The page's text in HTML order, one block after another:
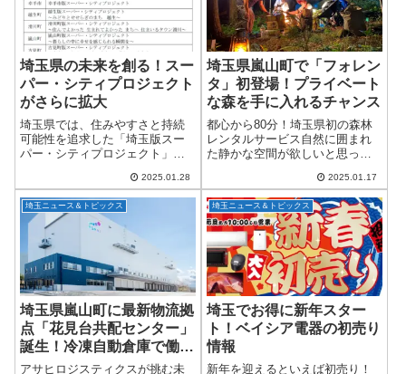
埼玉県の未来を創る！スー
パー・シティプロジェクト
がさらに拡大
埼玉県では、住みやすさと持続
可能性を追求した「埼玉版スー
パー・シティプロジェクト」が
ェクトは、コンパクト、スマー
ト、レジリエントの3つの要素を
融合させた先進的なまちづくり
を目指しています。...
2025.01.28
埼玉県嵐山町で「フォレン
タ」初登場！プライベート
な森を手に入れるチャンス
都心から80分！埼玉県初の森林
レンタルサービス自然に囲まれ
た静かな空間が欲しいと思った
シシガミカンパニーが提供する
森林レンタルサービス「フォレ
ンタ」が、ついに埼玉県比企郡
嵐山町に登場します...
2025.01.17
埼玉ニュース＆トピックス
埼玉県嵐山町に最新物流拠
点「花見台共配センター」
誕生！冷凍自動倉庫で働き
やすさも向上
アサヒロジスティクスが挑む未
埼玉ニュース＆トピックス
埼玉でお得に新年スター
ト！ベイシア電器の初売り
情報
新年を迎えるといえば初売り！